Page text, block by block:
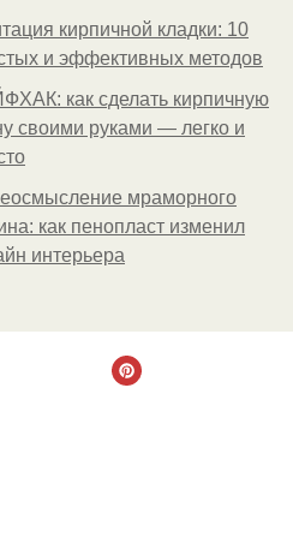
кирпичной кладки: 10
и эффективных методов
как сделать кирпичную
своими руками — легко и
мраморного
как пенопласт изменил
интерьера